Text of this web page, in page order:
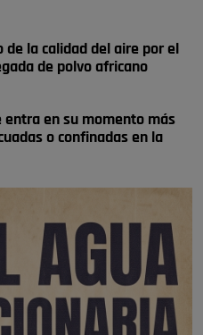
comisario de la …
la calidad del aire por el
de polvo africano
entra en su momento más
o confinadas en la